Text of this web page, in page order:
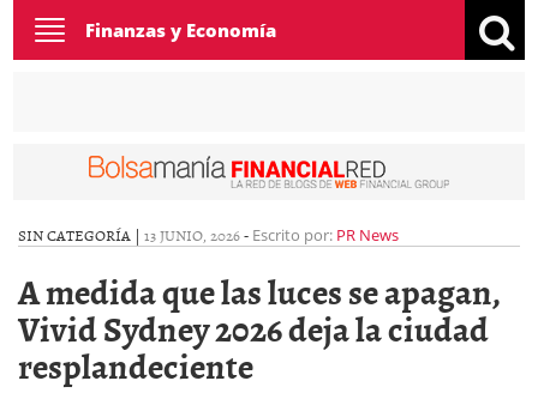
Toggle
navigation
Finanzas y Economía
SIN CATEGORÍA | 13 JUNIO, 2026- Escrito por: PR News
A medida que las luces se apagan,
Vivid Sydney 2026 deja la ciudad
resplandeciente